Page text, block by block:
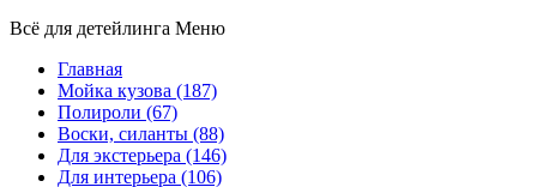
Всё для детейлинга Меню
Главная
Мойка кузова (187)
Полироли (67)
Воски, силанты (88)
Для экстерьера (146)
Для интерьера (106)